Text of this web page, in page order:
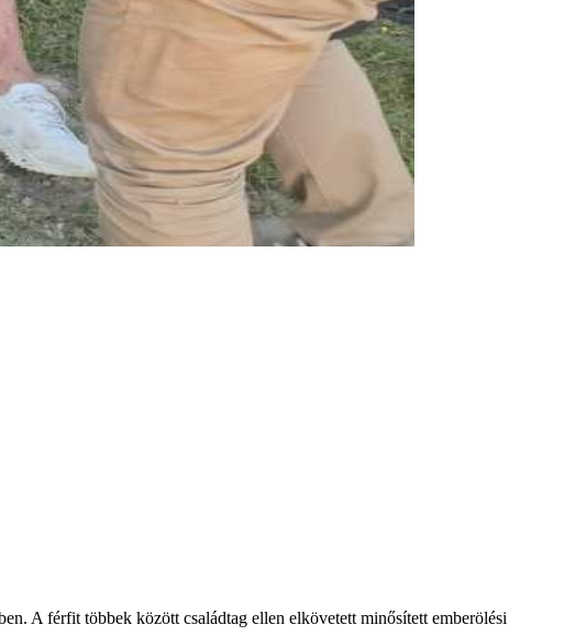
A férfit többek között családtag ellen elkövetett minősített emberölési